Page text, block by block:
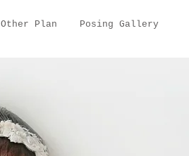
Other Plan Posing Gallery